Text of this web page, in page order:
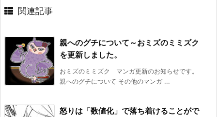
関連記事
親へのグチについて～おミズのミミズク
を更新しました。
おミズのミミズク マンガ更新のお知らせです。
親へのグチについて その他のマンガ ...
怒りは「数値化」で落ち着けることがで